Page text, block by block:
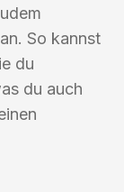
So kannst
du
du auch